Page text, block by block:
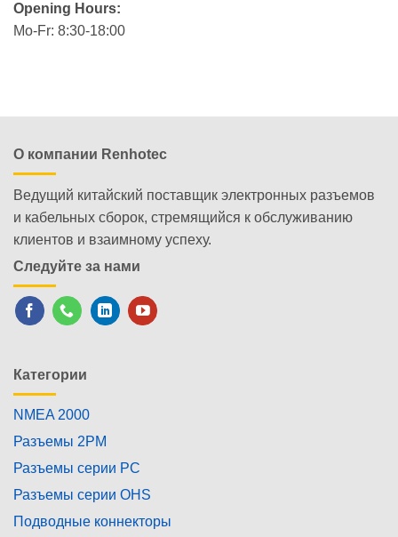
Opening Hours:
Mo-Fr: 8:30-18:00
О компании Renhotec
Ведущий китайский поставщик электронных разъемов
и кабельных сборок, стремящийся к обслуживанию
клиентов и взаимному успеху.
Следуйте за нами
Категории
NMEA 2000
Разъемы 2PM
Разъемы серии PC
Разъемы серии OHS
Подводные коннекторы